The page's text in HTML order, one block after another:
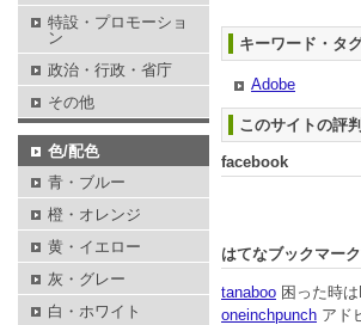
キーワード・タ
Adobe
このサイトの評判
facebook
はてなブックマー
tanaboo 困った時は
oneinchpunch アド
特設・プロモーショ
ン
政治・行政・省庁
その他
色/配色
青・ブルー
橙・オレンジ
黄・イエロー
灰・グレー
白・ホワイト